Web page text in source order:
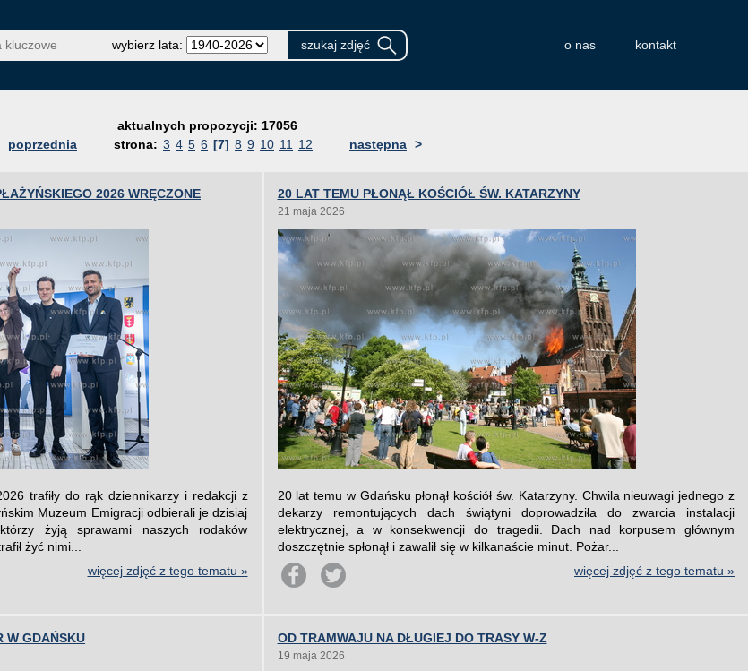
wybierz lata: o nas kontakt
aktualnych propozycji: 17056
poprzednia strona: 3 4 5 6 [7] 8 9 10 11 12 następna >
2026 WRĘCZONE
trafiły do rąk dziennikarzy i redakcji z
Muzeum Emigracji odbierali je dzisiaj
żyją sprawami naszych rodaków
żyć nimi...
więcej zdjęć z tego tematu »
20 LAT TEMU PŁONĄŁ KOŚCIÓŁ ŚW. KATARZYNY
21 maja 2026
20 lat temu w Gdańsku płonął kościół św. Katarzyny. Chwila nieuwagi jednego z
dekarzy remontujących dach świątyni doprowadziła do zwarcia instalacji
elektrycznej, a w konsekwencji do tragedii. Dach nad korpusem głównym
doszczętnie spłonął i zawalił się w kilkanaście minut. Pożar...
więcej zdjęć z tego tematu »
W GDAŃSKU OD TRAMWAJU NA DŁUGIEJ DO TRASY W-Z
19 maja 2026